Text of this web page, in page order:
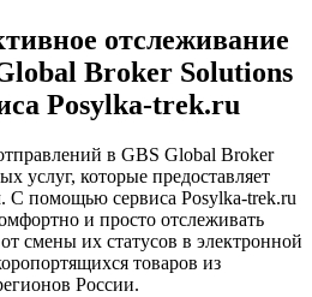
отслеживание
Broker Solutions
Posylka-trek.ru
в GBS Global Broker
услуг, которые предоставляет
С помощью сервиса Posylka-trek.ru
и просто отслеживать
смены их статусов в электронной
товаров из
России.